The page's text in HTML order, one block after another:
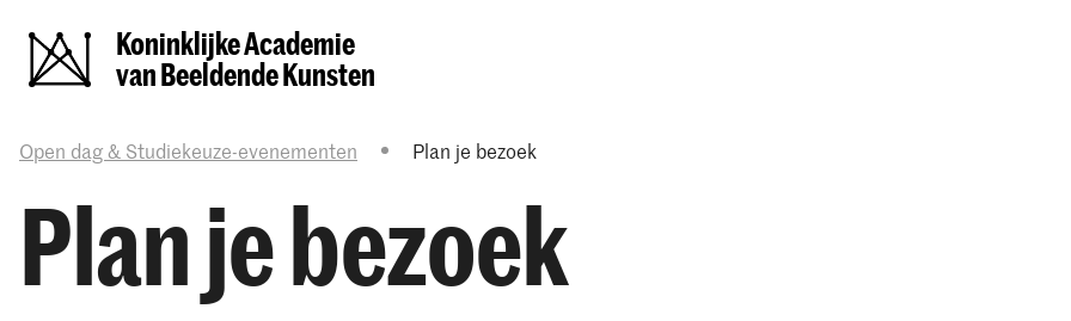
Koninklijke Academie
van Beeldende Kunsten
Open dag & Studiekeuze-evenementen Plan je bezoek
Plan je bezoek